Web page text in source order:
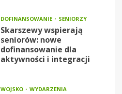
DOFINANSOWANIE SENIORZY
Skarszewy wspierają
seniorów: nowe
dofinansowanie dla
aktywności i integracji
WOJSKO WYDARZENIA